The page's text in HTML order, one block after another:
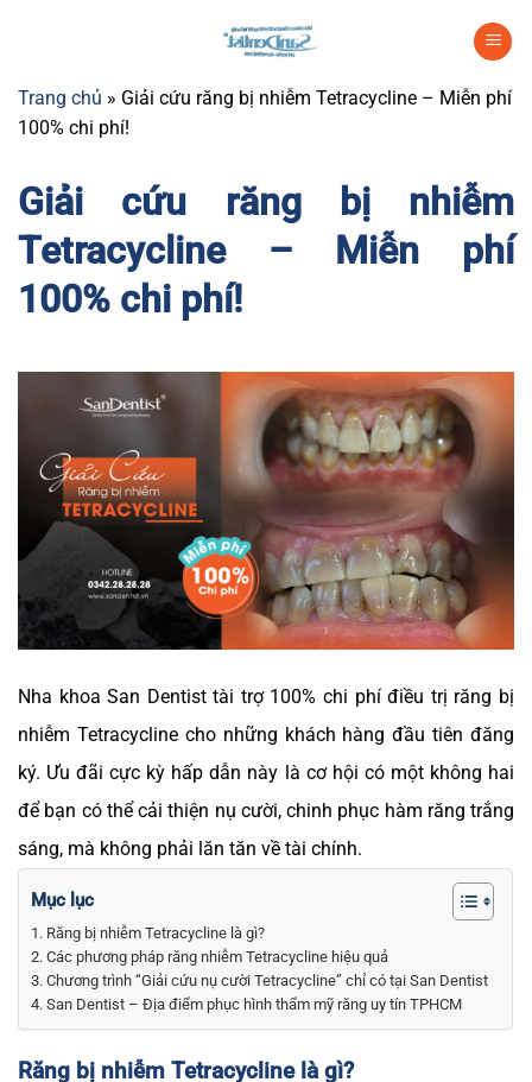
dungTrang chủ » Giải cứu răng bị nhiễm Tetracycline – Miễn phí
100% chi phí!
Giải cứu răng bị nhiễm
Tetracycline – Miễn phí
100% chi phí!
Nha khoa San Dentist tài trợ 100% chi phí điều trị răng bị
nhiễm Tetracycline cho những khách hàng đầu tiên đăng
ký. Ưu đãi cực kỳ hấp dẫn này là cơ hội có một không hai
để bạn có thể cải thiện nụ cười, chinh phục hàm răng trắng
sáng, mà không phải lăn tăn về tài chính.
Mục lục
Răng bị nhiễm Tetracycline là gì?
Các phương pháp răng nhiễm Tetracycline hiệu quả
Chương trình “Giải cứu nụ cười Tetracycline” chỉ có tại San Dentist
San Dentist – Địa điểm phục hình thẩm mỹ răng uy tín TPHCM
Răng bị nhiễm Tetracycline là gì?